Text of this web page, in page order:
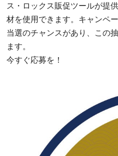
ス・ロックス販促ツールが提
材を使用できます。キャンペ
当選のチャンスがあり、この
ます。
今すぐ応募を！